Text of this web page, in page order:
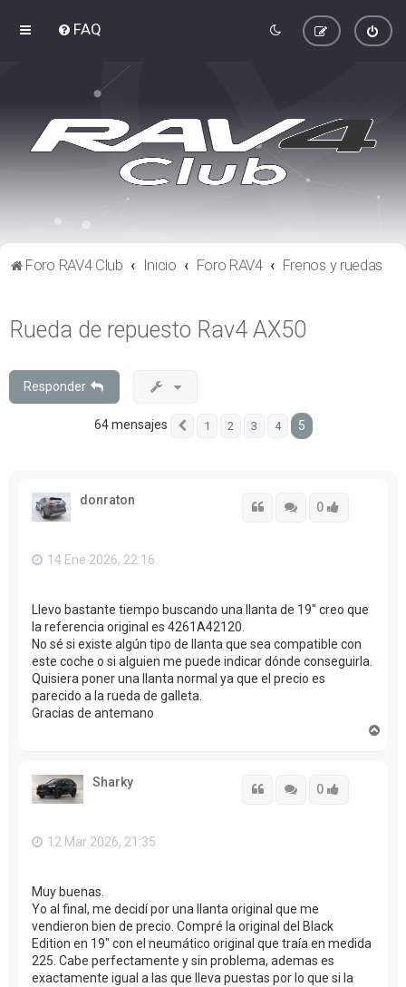
FAQ
Foro RAV4 Club Inicio Foro RAV4 Frenos y ruedas
Rueda de repuesto Rav4 AX50
Responder
64 mensajes Anterior
1 2 3 4 5
donraton Citar 0
Citar
14 Ene 2026, 22:16
Llevo bastante tiempo buscando una llanta de 19" creo que
la referencia original es 4261A42120.
No sé si existe algún tipo de llanta que sea compatible con
este coche o si alguien me puede indicar dónde conseguirla.
Quisiera poner una llanta normal ya que el precio es
parecido a la rueda de galleta.
Gracias de antemano
Sharky Citar 0
Citar
12 Mar 2026, 21:35
Muy buenas.
Yo al final, me decidí por una llanta original que me
vendieron bien de precio. Compré la original del Black
Edition en 19" con el neumático original que traía en medida
225. Cabe perfectamente y sin problema, ademas es
exactamente igual a las que lleva puestas por lo que si la